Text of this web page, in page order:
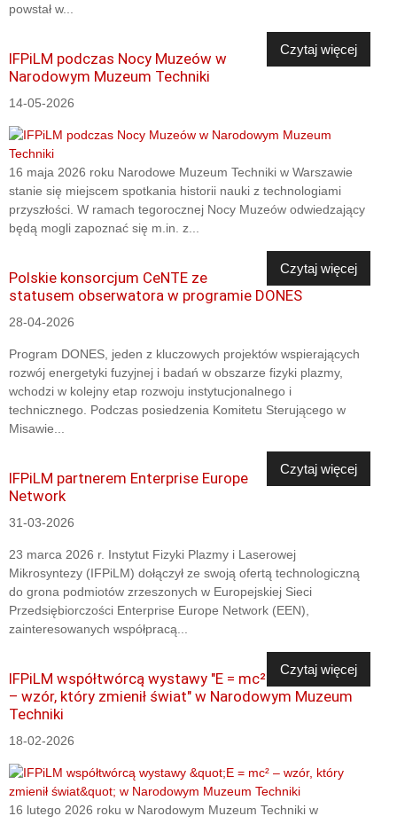
powstał w...
Czytaj więcej
IFPiLM podczas Nocy Muzeów w
Narodowym Muzeum Techniki
14-05-2026
16 maja 2026 roku Narodowe Muzeum Techniki w Warszawie
stanie się miejscem spotkania historii nauki z technologiami
przyszłości. W ramach tegorocznej Nocy Muzeów odwiedzający
będą mogli zapoznać się m.in. z...
Czytaj więcej
Polskie konsorcjum CeNTE ze
statusem obserwatora w programie DONES
28-04-2026
Program DONES, jeden z kluczowych projektów wspierających
rozwój energetyki fuzyjnej i badań w obszarze fizyki plazmy,
wchodzi w kolejny etap rozwoju instytucjonalnego i
technicznego. Podczas posiedzenia Komitetu Sterującego w
Misawie...
Czytaj więcej
IFPiLM partnerem Enterprise Europe
Network
31-03-2026
23 marca 2026 r. Instytut Fizyki Plazmy i Laserowej
Mikrosyntezy (IFPiLM) dołączył ze swoją ofertą technologiczną
do grona podmiotów zrzeszonych w Europejskiej Sieci
Przedsiębiorczości Enterprise Europe Network (EEN),
zainteresowanych współpracą...
Czytaj więcej
IFPiLM współtwórcą wystawy "E = mc²
– wzór, który zmienił świat" w Narodowym Muzeum
Techniki
18-02-2026
16 lutego 2026 roku w Narodowym Muzeum Techniki w